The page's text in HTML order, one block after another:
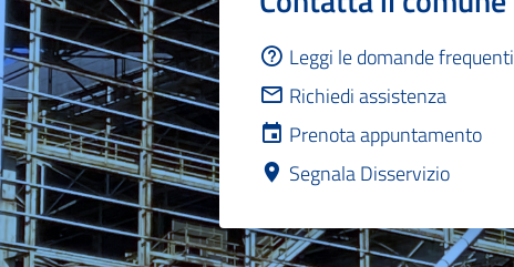
Leggi le domande frequenti
Richiedi assistenza
Prenota appuntamento
Segnala Disservizio